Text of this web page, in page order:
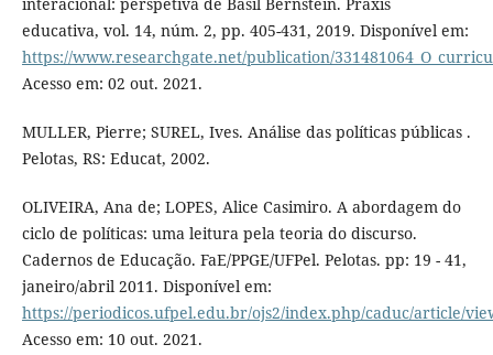
educativa, vol. 14, núm. 2, pp. 405-431, 2019. Disponível em:
https://www.researchgate.net/publication/
Acesso em: 02 out. 2021.
MULLER, Pierre; SUREL, Ives. Análise das políticas públicas .
Pelotas, RS: Educat, 2002.
OLIVEIRA, Ana de; LOPES, Alice Casimiro. A abordagem do
ciclo de políticas: uma leitura pela teoria do discurso.
Cadernos de Educação. FaE/PPGE/UFPel. Pelotas. pp: 19 - 41,
janeiro/abril 2011. Disponível em:
https://periodicos.ufpel.edu.br/ojs2/index.php/caduc/article/
Acesso em: 10 out. 2021.